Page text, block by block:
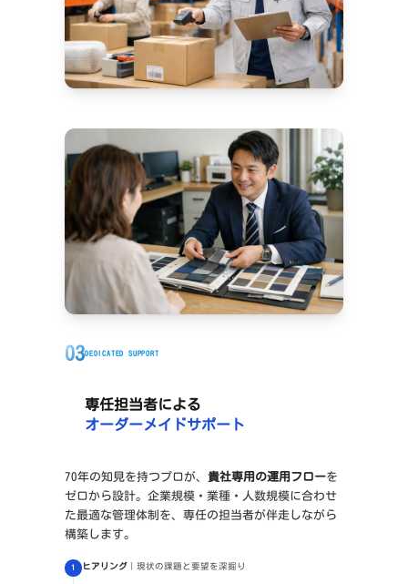
03DEDICATED SUPPORT
専任担当者による
オーダーメイドサポート
70年の知見を持つプロが、 貴社専用の運用フローを
ゼロから設計。企業規模・業種・人数規模に合わせ
た最適な管理体制を、専任の担当者が伴走しながら
構築します。
1 ヒアリング ｜現状の課題と要望を深掘り